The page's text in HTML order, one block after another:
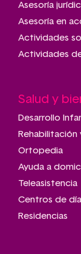
Asesoría
Asesoría en
Actividades
Actividades
Salud y
Desarrollo
Ortopedia
Ayuda a
Teleasistencia
Centros de día
Residencias